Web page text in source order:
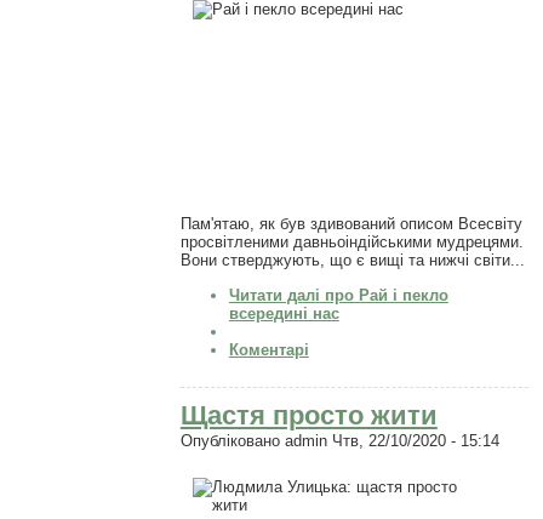
Пам'ятаю, як був здивований описом Всесвіту
просвітленими давньоіндійськими мудрецями.
Вони стверджують, що є вищі та нижчі світи...
Читати далі про Рай і пекло
всередині нас
Коментарі
Щастя просто жити
Опубліковано adminЧтв, 22/10/2020 - 15:14